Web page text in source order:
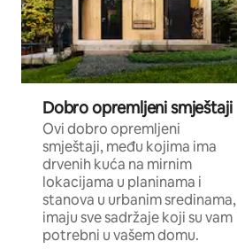
Dobro opremljeni smještaji
Ovi dobro opremljeni
smještaji, među kojima ima
drvenih kuća na mirnim
lokacijama u planinama i
stanova u urbanim sredinama,
imaju sve sadržaje koji su vam
potrebni u vašem domu.